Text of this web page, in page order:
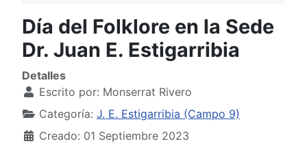
Día del Folklore en la Sede
Dr. Juan E. Estigarribia
Detalles
Escrito por: Monserrat Rivero
Categoría: J. E. Estigarribia (Campo 9)
Creado: 01 Septiembre 2023